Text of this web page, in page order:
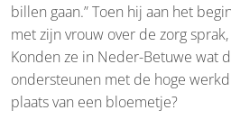
billen gaan.” Toen hij aan het
met zijn vrouw over de zorg
Konden ze in Neder-Betuwe wat
ondersteunen met de hoge
plaats van een bloemetje?